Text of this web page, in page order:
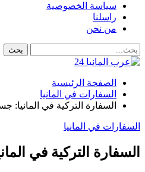
سياسة الخصوصية
راسلنا
من نحن
الصفحة الرئيسية
السفارات في المانيا
السفارة التركية في المانيا:
السفارات في المانيا
السفارة التركية في